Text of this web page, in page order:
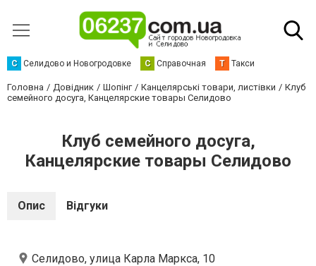
С Селидово и Новогродовке С Справочная Т Такси
Головна Довідник Шопінг Канцелярські товари, листівки
Клуб
семейного досуга, Канцелярские товары Селидово
Клуб семейного досуга,
Канцелярские товары Селидово
Опис Відгуки
Селидово, улица Карла Маркса, 10